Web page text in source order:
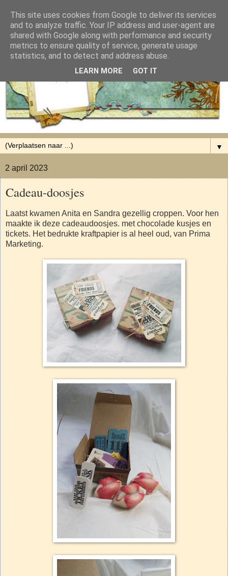
▼
2 april 2023
Cadeau-doosjes
Laatst kwamen Anita en Sandra gezellig croppen. Voor hen
maakte ik deze cadeaudoosjes. met chocolade kusjes en
tickets. Het bedrukte kraftpapier is al heel oud, van Prima
Marketing.
This site uses cookies from Google to deliver its services
and to analyze traffic. Your IP address and user-agent are
shared with Google along with performance and security
metrics to ensure quality of service, generate usage
statistics, and to detect and address abuse.
LEARN MORE GOT IT